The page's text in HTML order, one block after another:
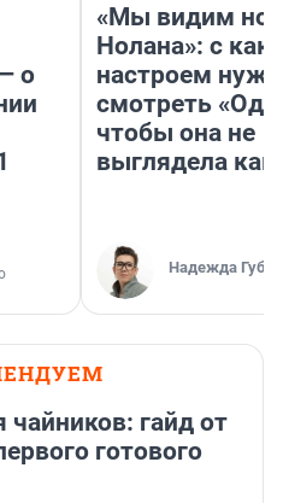
о
«Мы видим
Нолана»: с
настроем
смотреть
чтобы она не
выглядела как
Надежда
чайников: гайд от
готового